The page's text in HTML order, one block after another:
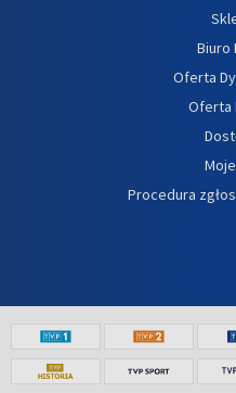
Biuro
Oferta
Oferta
Procedura